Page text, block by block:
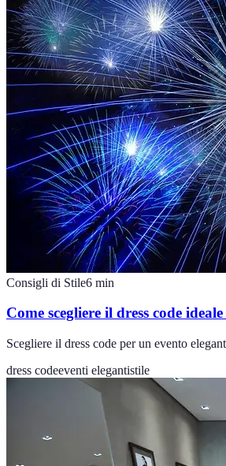
Consigli di Stile6 min
Come scegliere il dress code
Scegliere il dress code per un evento
dress codeeventi elegantistile